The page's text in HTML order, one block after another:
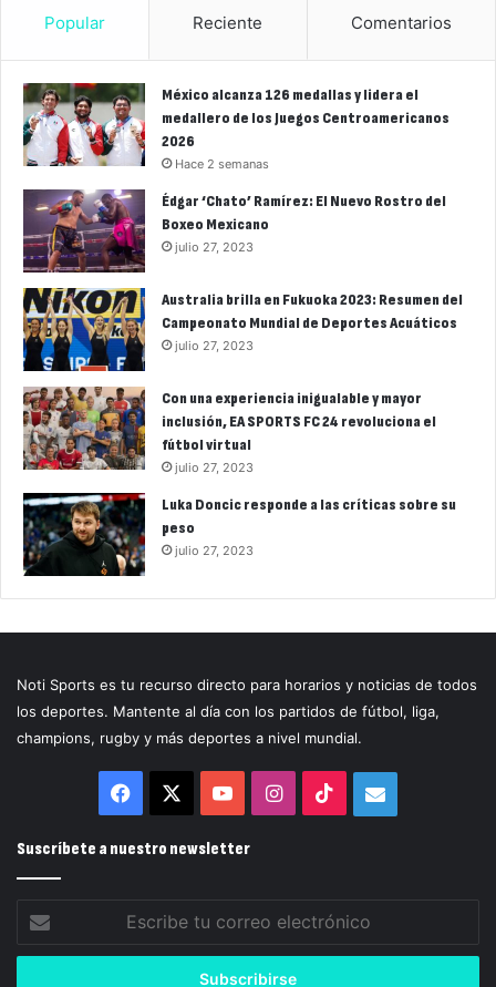
Popular Reciente Comentarios
México alcanza 126 medallas y lidera el
medallero de los Juegos Centroamericanos
2026
Hace 2 semanas
Édgar ‘Chato’ Ramírez: El Nuevo Rostro del
Boxeo Mexicano
julio 27, 2023
Australia brilla en Fukuoka 2023: Resumen del
Campeonato Mundial de Deportes Acuáticos
julio 27, 2023
Con una experiencia inigualable y mayor
inclusión, EA SPORTS FC 24 revoluciona el
fútbol virtual
julio 27, 2023
Luka Doncic responde a las críticas sobre su
peso
julio 27, 2023
Noti Sports es tu recurso directo para horarios y noticias de todos
los deportes. Mantente al día con los partidos de fútbol, liga,
champions, rugby y más deportes a nivel mundial.
Facebook YouTubeInstagram
TikTok
Suscríbete a nuestro newsletter
Escribe
tu
correo